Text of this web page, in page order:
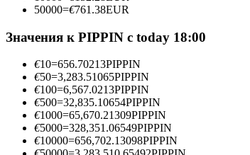
50000=€761.38EUR
Значения к PIPPIN с today 18:00
€10=656.70213PIPPIN
€50=3,283.51065PIPPIN
€100=6,567.0213PIPPIN
€500=32,835.10654PIPPIN
€1000=65,670.21309PIPPIN
€5000=328,351.06549PIPPIN
€10000=656,702.13098PIPPIN